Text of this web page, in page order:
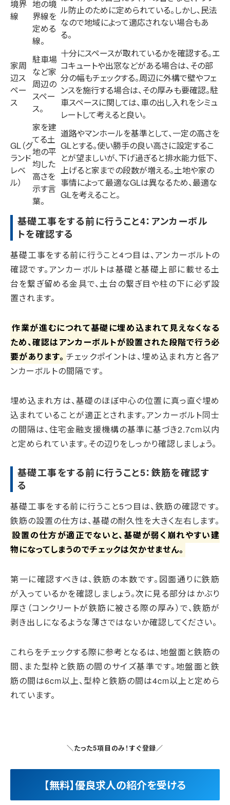
境界
線
地の境
界線を
定める
線。
ル防止のために定められている。しかし、民法
なので地域によって適応されない場合もあ
る。
家周
辺ス
ペー
ス
駐車場
など家
周辺の
スペー
ス。
十分にスペースが取れているかを確認する。エ
コキュートや出窓などがある場合は、その部
分の幅もチェックする。周辺に外構で壁やフェ
ンスを施行する場合は、その厚みも要確認。駐
車スペースに関しては、車の出し入れをシミュ
レートして考えると良い。
GL（グ
ランド
レベ
ル）
家を建
てる土
地の平
均した
高さを
示す言
葉。
道路やマンホールを基準として、一定の高さを
GLとする。使い勝手の良い高さに設定するこ
とが望ましいが、下げ過ぎると排水能力低下、
上げると家までの段数が増える。土地や家の
事情によって最適なGLは異なるため、最適な
GLを考えること。
基礎工事をする前に行うこと4：アンカーボル
トを確認する
基礎工事をする前に行うこと4つ目は、アンカーボルトの
確認です。アンカーボルトは基礎と基礎上部に載せる土
台を繋ぎ留める金具で、土台の繋ぎ目や柱の下に必ず設
置されます。
作業が進むにつれて基礎に埋め込まれて見えなくなる
ため、確認はアンカーボルトが設置された段階で行う必
要があります。 チェックポイントは、埋め込まれ方と各ア
ンカーボルトの間隔です。
埋め込まれ方は、基礎のほぼ中心の位置に真っ直ぐ埋め
込まれていることが適正とされます。アンカーボルト同士
の間隔は、住宅金融支援機構の基準に基づき2.7cm以内
と定められています。その辺りをしっかり確認しましょう。
基礎工事をする前に行うこと5：鉄筋を確認す
る
基礎工事をする前に行うこと5つ目は、鉄筋の確認です。
鉄筋の設置の仕方は、基礎の耐久性を大きく左右します。
設置の仕方が適正でないと、基礎が弱く崩れやすい建
物になってしまうのでチェックは欠かせません。
第一に確認すべきは、鉄筋の本数です。図面通りに鉄筋
が入っているかを確認しましょう。次に見る部分はかぶり
厚さ（コンクリートが鉄筋に被さる際の厚み）で、鉄筋が
剥き出しになるような薄さではないか確認してください。
これらをチェックする際に参考となるは、地盤面と鉄筋の
間、また型枠と鉄筋の間のサイズ基準です。地盤面と鉄
筋の間は6cm以上、型枠と鉄筋の間は4cm以上と定めら
れています。
＼たった5項目のみ！すぐ登録／
【無料】優良求人の紹介を受ける